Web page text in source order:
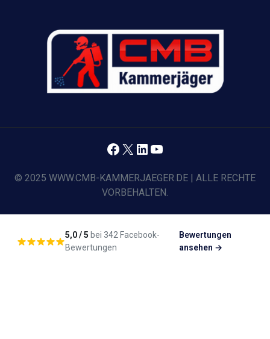
© 2025 WWW.CMB-KAMMERJAEGER.DE | ALLE RECHTE
VORBEHALTEN.
Facebook
X LinkedIn
YouTube
5,0 / 5 bei 342 Facebook-
Bewertungen
Bewertungen
ansehen →